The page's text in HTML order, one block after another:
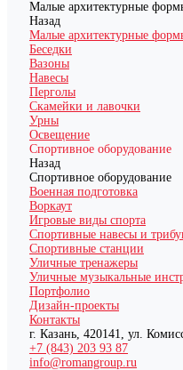
Малые архитектурные
Назад
Малые архитектурные
Беседки
Вазоны
Навесы
Перголы
Скамейки и лавочки
Урны
Освещение
Спортивное оборудование
Назад
Спортивное оборудование
Военная подготовка
Воркаут
Игровые виды спорта
Спортивные навесы и
Спортивные станции
Уличные тренажеры
Уличные музыкальные
Портфолио
Дизайн-проекты
Контакты
г. Казань, 420141, ул.
+7 (843) 203 93 87
info@romangroup.ru